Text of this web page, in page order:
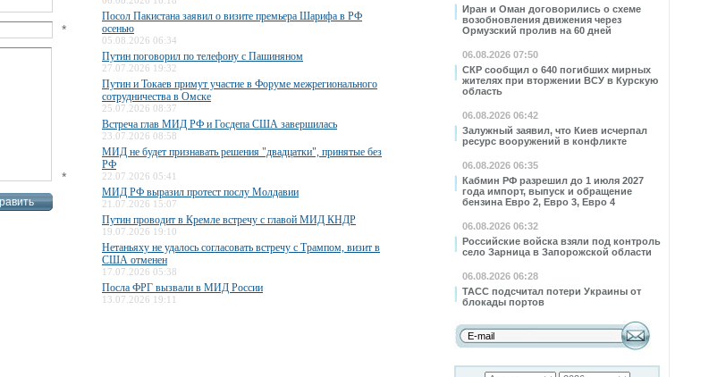
Иран и Оман договорились о схеме
возобновления движения через
Ормузский пролив на 60 дней
06.08.2026 07:50
СКР сообщил о 640 погибших мирных
жителях при вторжении ВСУ в Курскую
область
06.08.2026 06:42
Залужный заявил, что Киев исчерпал
ресурс вооружений в конфликте
06.08.2026 06:35
Кабмин РФ разрешил до 1 июля 2027
года импорт, выпуск и обращение
бензина Евро 2, Евро 3, Евро 4
06.08.2026 06:32
Российские войска взяли под контроль
село Зарница в Запорожской области
06.08.2026 06:28
ТАСС подсчитал потери Украины от
блокады портов
*
*
Посол Пакистана заявил о визите премьера Шарифа в РФ
осенью
05.08.2026 06:34
Путин поговорил по телефону с Пашиняном
27.07.2026 19:32
Путин и Токаев примут участие в Форуме межрегионального
сотрудничества в Омске
25.07.2026 08:37
Встреча глав МИД РФ и Госдепа США завершилась
23.07.2026 08:58
МИД не будет признавать решения "двадцатки", принятые без
РФ
22.07.2026 05:41
МИД РФ выразил протест послу Молдавии
21.07.2026 15:07
Путин проводит в Кремле встречу с главой МИД КНДР
19.07.2026 19:10
Нетаньяху не удалось согласовать встречу с Трампом, визит в
США отменен
17.07.2026 05:38
Посла ФРГ вызвали в МИД России
13.07.2026 19:11